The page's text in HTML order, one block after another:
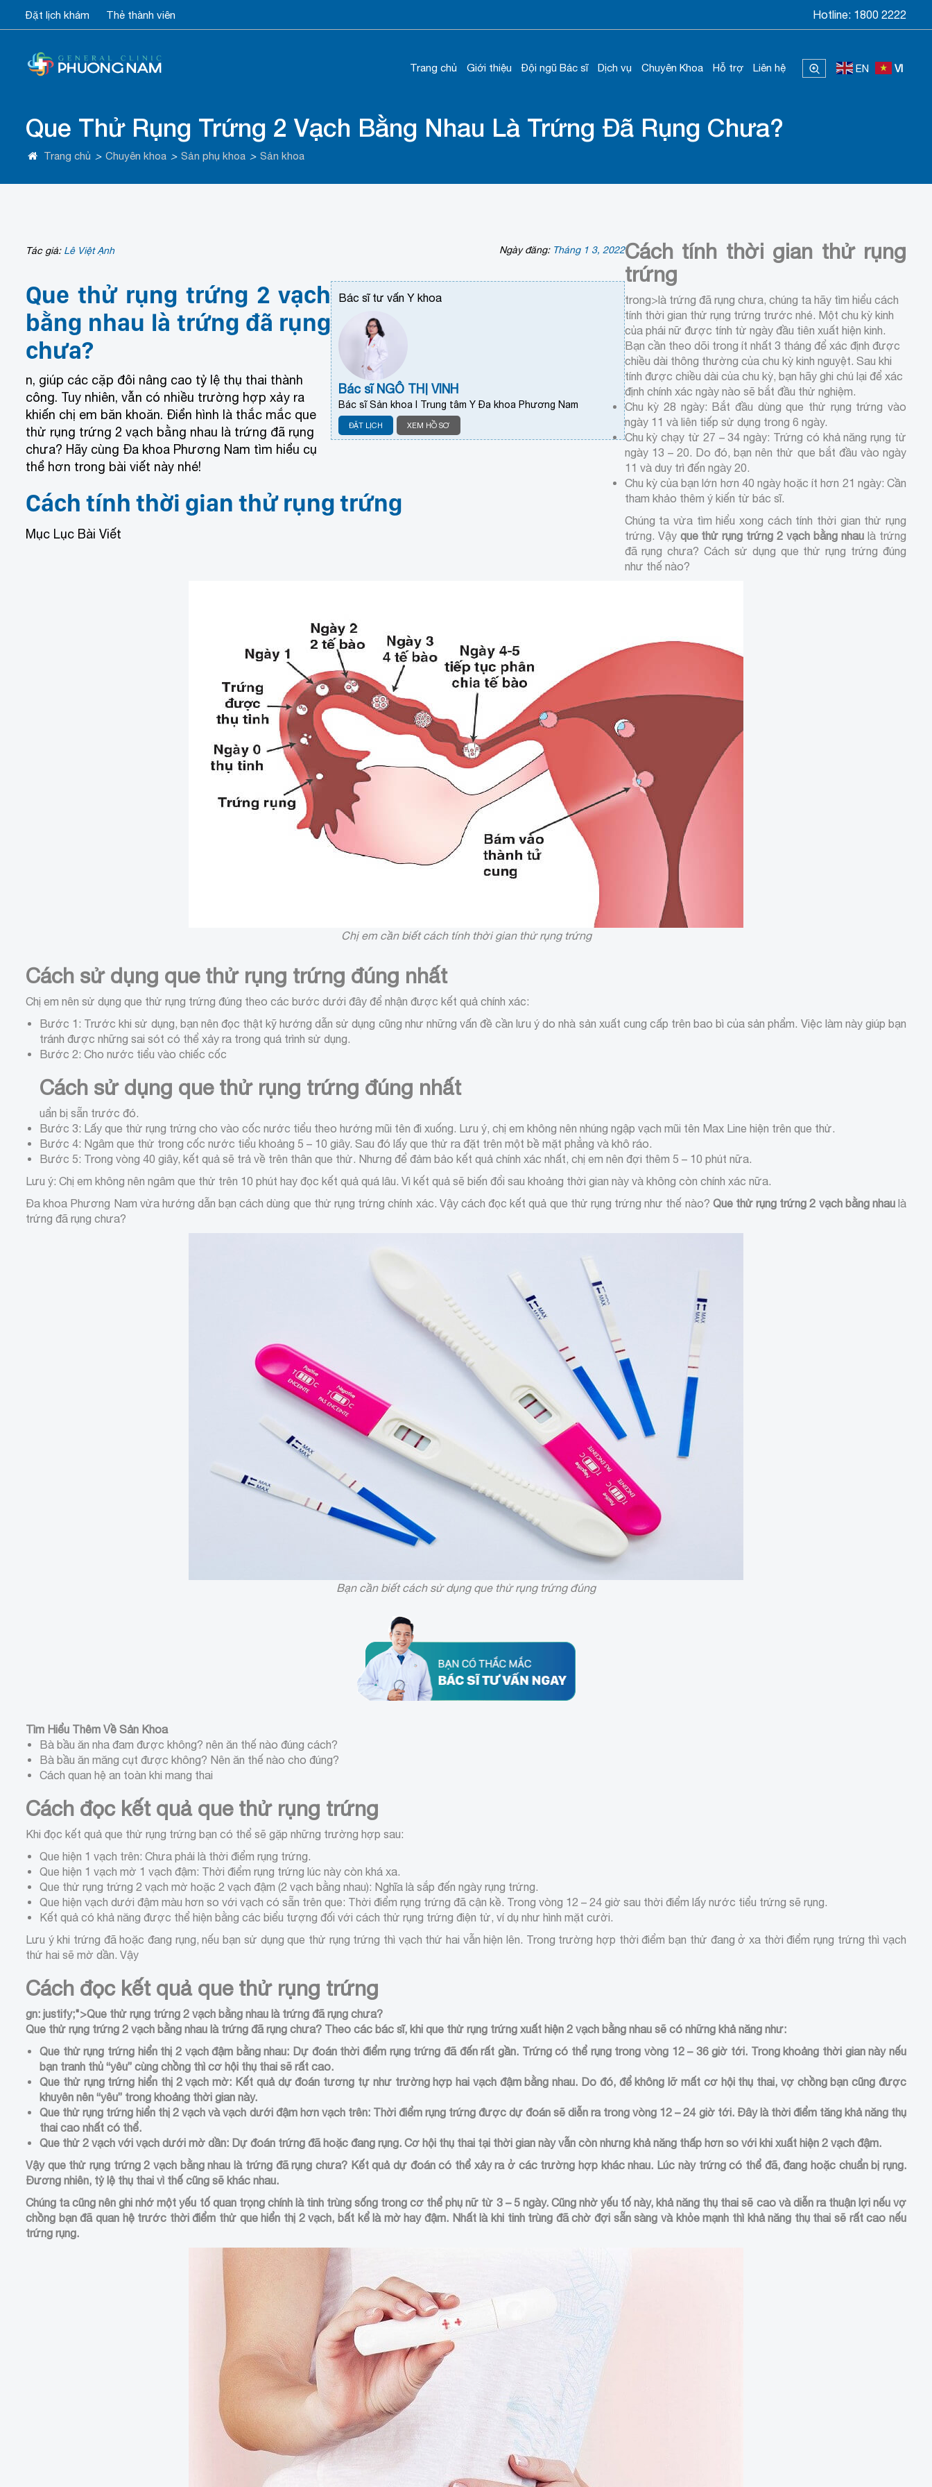
Đặt lịch khám Thẻ thành viên Hotline: 1800 2222
Trang chủ Giới thiệu Đội ngũ Bác sĩ Dịch vụ Chuyên Khoa Hỗ trợ Liên hệ EN VI
Que Thử Rụng Trứng 2 Vạch Bằng Nhau Là Trứng Đã Rụng Chưa?
Trang chủ > Chuyên khoa > Sản phụ khoa > Sản khoa
Tác giả: Lê Việt Ạnh Ngày đăng: Tháng 1 3, 2022
Bác sĩ tư vấn Y khoa
Bác sĩ NGÔ THỊ VINH
Bác sĩ Sản khoa I Trung tâm Y Đa khoa Phương Nam
ĐẶT LỊCH XEM HỒ SƠ
Que thử rụng trứng 2 vạch
bằng nhau là trứng đã rụng
chưa?
n, giúp các cặp đôi nâng cao tỷ lệ thụ thai thành
công. Tuy nhiên, vẫn có nhiều trường hợp xảy ra
khiến chị em băn khoăn. Điển hình là thắc mắc que
thử rụng trứng 2 vạch bằng nhau là trứng đã rụng
chưa? Hãy cùng Đa khoa Phương Nam tìm hiểu cụ
thể hơn trong bài viết này nhé!
Cách tính thời gian thử rụng trứng
Mục Lục Bài Viết
Cách tính thời gian thử rụng
trứng
trong>là trứng đã rụng chưa, chúng ta hãy tìm hiểu cách
tính thời gian thử rụng trứng trước nhé. Một chu kỳ kinh
của phái nữ được tính từ ngày đầu tiên xuất hiện kinh.
Bạn cần theo dõi trong ít nhất 3 tháng để xác định được
chiều dài thông thường của chu kỳ kinh nguyệt. Sau khi
tính được chiều dài của chu kỳ, bạn hãy ghi chú lại để xác
định chính xác ngày nào sẽ bắt đầu thử nghiệm.
Chu kỳ 28 ngày: Bắt đầu dùng que thử rụng trứng vào
ngày 11 và liên tiếp sử dụng trong 6 ngày.
Chu kỳ chạy từ 27 – 34 ngày: Trứng có khả năng rụng từ
ngày 13 – 20. Do đó, bạn nên thử que bắt đầu vào ngày
11 và duy trì đến ngày 20.
Chu kỳ của bạn lớn hơn 40 ngày hoặc ít hơn 21 ngày: Cần
tham khảo thêm ý kiến từ bác sĩ.
Chúng ta vừa tìm hiểu xong cách tính thời gian thử rụng
trứng. Vậy que thử rụng trứng 2 vạch bằng nhaulà trứng
đã rụng chưa? Cách sử dụng que thử rụng trứng đúng
như thế nào?
Chị em cần biết cách tính thời gian thử rụng trứng
Cách sử dụng que thử rụng trứng đúng nhất
Chị em nên sử dụng que thử rụng trứng đúng theo các bước dưới đây để nhận được kết quả chính xác:
Bước 1: Trước khi sử dụng, bạn nên đọc thật kỹ hướng dẫn sử dụng cũng như những vấn đề cần lưu ý do nhà sản xuất cung cấp trên bao bì của sản phẩm. Việc làm này giúp bạn
tránh được những sai sót có thể xảy ra trong quá trình sử dụng.
Bước 2: Cho nước tiểu vào chiếc cốc
Cách sử dụng que thử rụng trứng đúng nhất
uẩn bị sẵn trước đó.
Bước 3: Lấy que thử rụng trứng cho vào cốc nước tiểu theo hướng mũi tên đi xuống. Lưu ý, chị em không nên nhúng ngập vạch mũi tên Max Line hiện trên que thử.
Bước 4: Ngâm que thử trong cốc nước tiểu khoảng 5 – 10 giây. Sau đó lấy que thử ra đặt trên một bề mặt phẳng và khô ráo.
Bước 5: Trong vòng 40 giây, kết quả sẽ trả về trên thân que thử. Nhưng để đảm bảo kết quả chính xác nhất, chị em nên đợi thêm 5 – 10 phút nữa.
Lưu ý: Chị em không nên ngâm que thử trên 10 phút hay đọc kết quả quá lâu. Vì kết quả sẽ biến đổi sau khoảng thời gian này và không còn chính xác nữa.
Đa khoa Phương Nam vừa hướng dẫn bạn cách dùng que thử rụng trứng chính xác. Vậy cách đọc kết quả que thử rụng trứng như thế nào? Que thử rụng trứng 2 vạch bằng nhaulà
trứng đã rụng chưa?
Bạn cần biết cách sử dụng que thử rụng trứng đúng
Tìm Hiểu Thêm Về Sản Khoa
Bà bầu ăn nha đam được không? nên ăn thế nào đúng cách?
Bà bầu ăn măng cụt được không? Nên ăn thế nào cho đúng?
Cách quan hệ an toàn khi mang thai
Cách đọc kết quả que thử rụng trứng
Khi đọc kết quả que thử rụng trứng bạn có thể sẽ gặp những trường hợp sau:
Que hiện 1 vạch trên: Chưa phải là thời điểm rụng trứng.
Que hiện 1 vạch mờ 1 vạch đậm: Thời điểm rụng trứng lúc này còn khá xa.
Que thử rụng trứng 2 vạch mờ hoặc 2 vạch đậm (2 vạch bằng nhau): Nghĩa là sắp đến ngày rụng trứng.
Que hiện vạch dưới đậm màu hơn so với vạch có sẵn trên que: Thời điểm rụng trứng đã cận kề. Trong vòng 12 – 24 giờ sau thời điểm lấy nước tiểu trứng sẽ rụng.
Kết quả có khả năng được thể hiện bằng các biểu tượng đối với cách thử rụng trứng điện tử, ví dụ như hình mặt cười.
Lưu ý khi trứng đã hoặc đang rụng, nếu bạn sử dụng que thử rụng trứng thì vạch thứ hai vẫn hiện lên. Trong trường hợp thời điểm bạn thử đang ở xa thời điểm rụng trứng thì vạch
thứ hai sẽ mờ dần. Vậy
Cách đọc kết quả que thử rụng trứng
gn: justify;">Que thử rụng trứng 2 vạch bằng nhau là trứng đã rụng chưa?
Que thử rụng trứng 2 vạch bằng nhau là trứng đã rụng chưa? Theo các bác sĩ, khi que thử rụng trứng xuất hiện 2 vạch bằng nhau sẽ có những khả năng như:
Que thử rụng trứng hiển thị 2 vạch đậm bằng nhau: Dự đoán thời điểm rụng trứng đã đến rất gần. Trứng có thể rụng trong vòng 12 – 36 giờ tới. Trong khoảng thời gian này nếu
bạn tranh thủ “yêu” cùng chồng thì cơ hội thụ thai sẽ rất cao.
Que thử rụng trứng hiển thị 2 vạch mờ: Kết quả dự đoán tương tự như trường hợp hai vạch đậm bằng nhau. Do đó, để không lỡ mất cơ hội thụ thai, vợ chồng bạn cũng được
khuyên nên “yêu” trong khoảng thời gian này.
Que thử rụng trứng hiển thị 2 vạch và vạch dưới đậm hơn vạch trên: Thời điểm rụng trứng được dự đoán sẽ diễn ra trong vòng 12 – 24 giờ tới. Đây là thời điểm tăng khả năng thụ
thai cao nhất có thể.
Que thử 2 vạch với vạch dưới mờ dần: Dự đoán trứng đã hoặc đang rụng. Cơ hội thụ thai tại thời gian này vẫn còn nhưng khả năng thấp hơn so với khi xuất hiện 2 vạch đậm.
Vậy que thử rụng trứng 2 vạch bằng nhau là trứng đã rụng chưa? Kết quả dự đoán có thể xảy ra ở các trường hợp khác nhau. Lúc này trứng có thể đã, đang hoặc chuẩn bị rụng.
Đương nhiên, tỷ lệ thụ thai vì thế cũng sẽ khác nhau.
Chúng ta cũng nên ghi nhớ một yếu tố quan trọng chính là tinh trùng sống trong cơ thể phụ nữ từ 3 – 5 ngày. Cũng nhờ yếu tố này, khả năng thụ thai sẽ cao và diễn ra thuận lợi nếu vợ
chồng bạn đã quan hệ trước thời điểm thử que hiển thị 2 vạch, bất kể là mờ hay đậm. Nhất là khi tinh trùng đã chờ đợi sẵn sàng và khỏe mạnh thì khả năng thụ thai sẽ rất cao nếu
trứng rụng.